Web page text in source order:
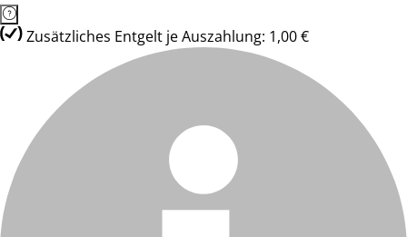
Zusätzliches Entgelt je Auszahlung: 1,00 €